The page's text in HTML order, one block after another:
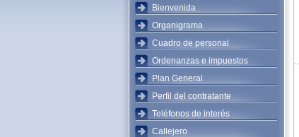
Bienvenida
Organigrama
Cuadro de personal
Ordenanzas e impuestos
Plan General
Perfil del contratante
Teléfonos de interés
Callejero